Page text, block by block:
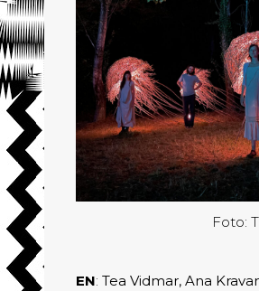
Foto:
EN: Tea Vidmar, Ana